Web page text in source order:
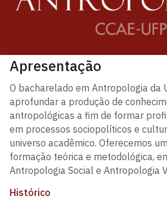
Apresentação
O bacharelado em Antropologia da
aprofundar a produção de
antropológicas a fim de formar
em processos sociopolíticos e
universo acadêmico. Oferecemos
formação teórica e metodológica,
Antropologia Social e Antropologia
Histórico